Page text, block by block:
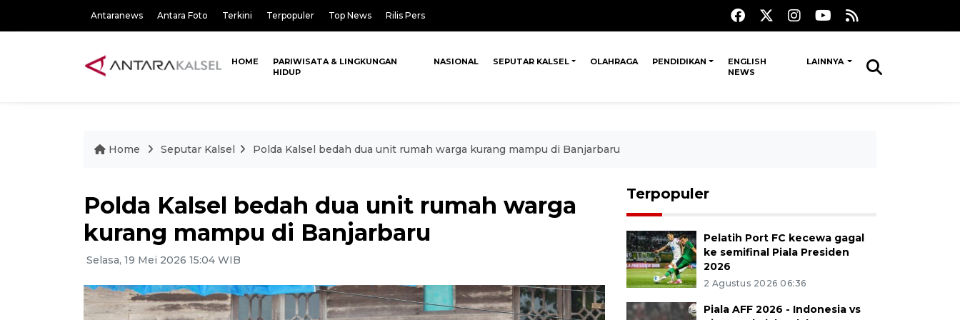
Antaranews Antara Foto Terkini Terpopuler Top News Rilis Pers
HOME
PARIWISATA & LINGKUNGAN
HIDUP
NASIONAL SEPUTAR KALSEL OLAHRAGA PENDIDIKAN
ENGLISH
NEWS
LAINNYA
Home Seputar Kalsel Polda Kalsel bedah dua unit rumah warga kurang mampu di Banjarbaru
Polda Kalsel bedah dua unit rumah warga
kurang mampu di Banjarbaru
Selasa, 19 Mei 2026 15:04 WIB
Terpopuler
Pelatih Port FC kecewa gagal
ke semifinal Piala Presiden
2026
2 Agustus 2026 06:36
Piala AFF 2026 - Indonesia vs